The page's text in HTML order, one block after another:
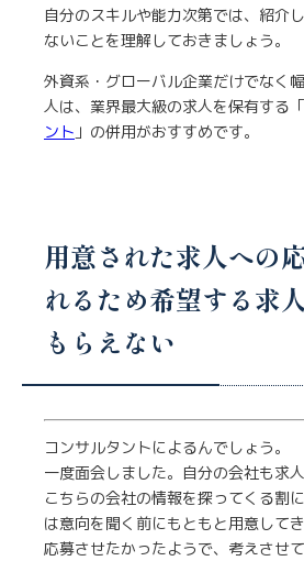
自分のスキルや能力次第では、紹介
ないことを理解しておきましょう。
外資系・グローバル企業だけでなく
人は、業界最大級の求人を保有する「
ント」の併用がおすすめです。
用意された求人への
れるため希望する求
もらえない
コンサルタントによるんでしょう。
一度面会しました。自分の会社も求
こちらの会社の情報を探ってくる割
は意向を聞く前にもともと用意して
応募させたかったようで、考えさせ